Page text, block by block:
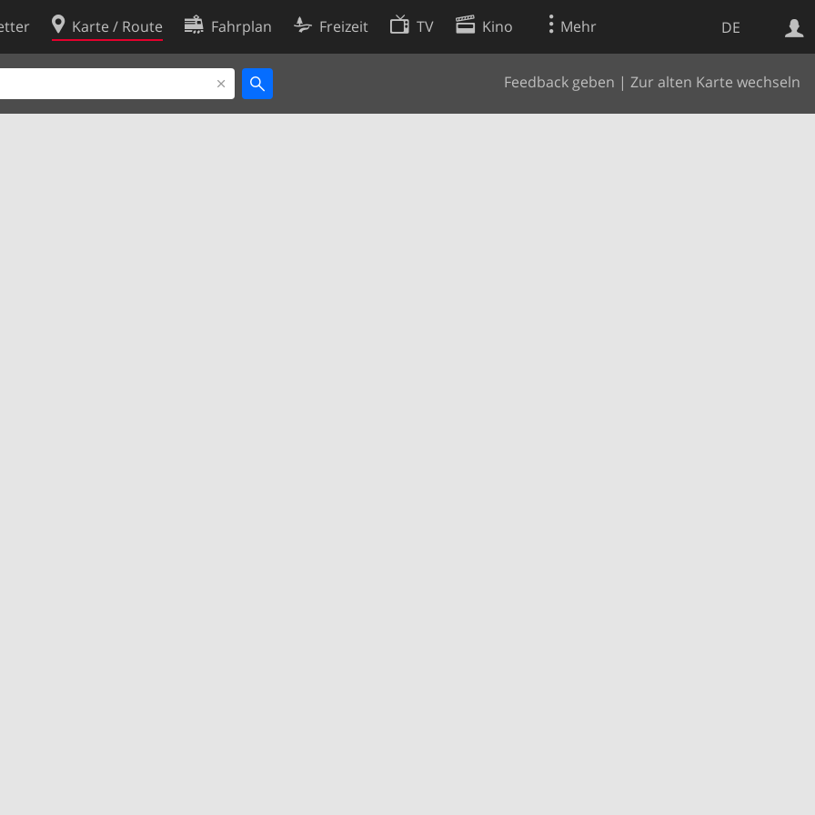
DE
Karte / Route Fahrplan Freizeit TV Kino Mehr
Feedback geben | Zur alten Karte wechseln
Websuche
Cookie-Richtlinie
Cookie-Einstellungen